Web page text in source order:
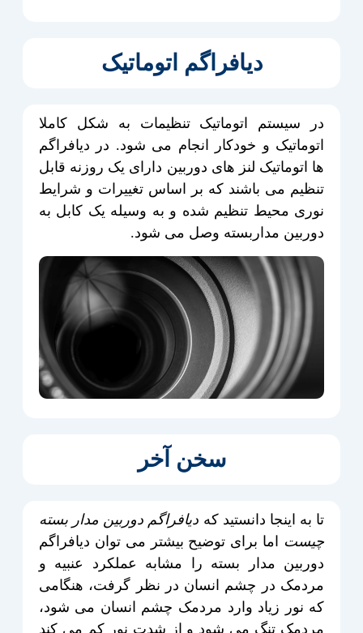
دیافراگم اتوماتیک
در سیستم اتوماتیک تنظیمات به شکل کاملا
اتوماتیک و خودکار انجام می شود. در دیافراگم
ها اتوماتیک لنز های دوربین دارای یک روزنه قابل
تنظیم می باشند که بر اساس تغییرات و شرایط
نوری محیط تنظیم شده و به وسیله یک کابل به
دوربین مداربسته وصل می شود.
سخن آخر
تا به اینجا دانستید که دیافراگم دوربین مدار بسته
چیست اما برای توضیح بیشتر می توان دیافراگم
دوربین مدار بسته را مشابه عملکرد عنبیه و
مردمک در چشم انسان در نظر گرفت، هنگامی
که نور زیاد وارد مردمک چشم انسان می شود،
مردمک تنگ می شود و از شدت نور کم می کند